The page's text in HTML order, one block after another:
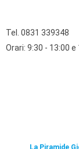
Tel. 0831 339348
Orari: 9:30 - 13:00
La Piramide